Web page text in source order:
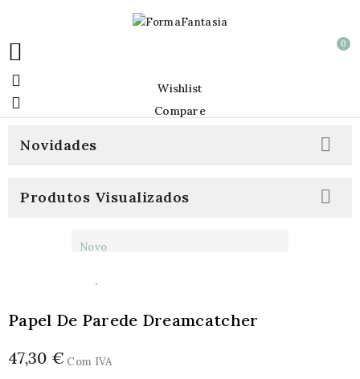
 0
 Wishlist
 Compare
Novidades 
Produtos Visualizados 
Novo
Papel De Parede Dreamcatcher
47,30 € Com IVA